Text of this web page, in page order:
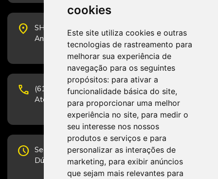
cookies
Este site utiliza cookies e outras
tecnologias de rastreamento para
melhorar sua experiência de
navegação para os seguintes
propósitos: para ativar a
funcionalidade básica do site,
para proporcionar uma melhor
experiência no site, para medir o
seu interesse nos nossos
produtos e serviços e para
personalizar as interações de
marketing, para exibir anúncios
que sejam mais relevantes para
place
SHS Quadra 6, Bloco E, Complexo Brasil 21, 20º
Andar, Sala 2001 - CEP 70322-915 - Brasília/DF
phone
(61) 3223-1652 e (61) 98131-3801.
Atendimento por telefone em horário comercial
schedule Segunda-feira a Sexta-feira de 12h às 19h.
Dúvidas e sugestões pelo Fale Conosco.